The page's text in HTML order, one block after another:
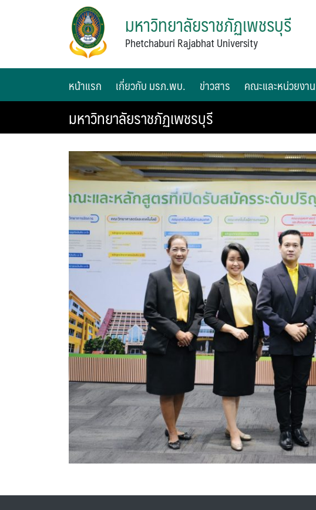
มหาวิทยาลัยราชภัฏเพชรบุรี
Phetchaburi Rajabhat University
หน้าแรก เกี่ยวกับ มรภ.พบ. ข่าวสาร คณะและหน่วยงาน
มหาวิทยาลัยราชภัฏเพชรบุรี